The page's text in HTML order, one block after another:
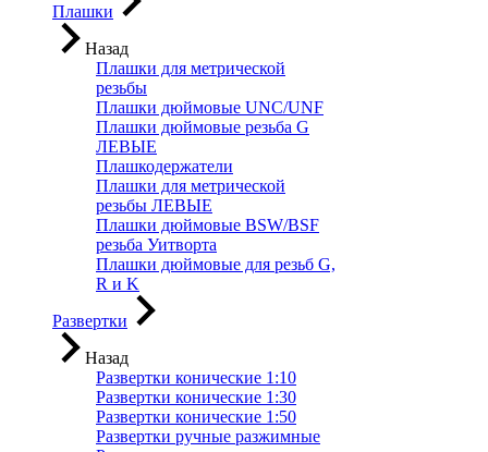
Плашки
Назад
Плашки для метрической
резьбы
Плашки дюймовые UNC/UNF
Плашки дюймовые резьба G
ЛЕВЫЕ
Плашкодержатели
Плашки для метрической
резьбы ЛЕВЫЕ
Плашки дюймовые BSW/BSF
резьба Уитворта
Плашки дюймовые для резьб G,
R и K
Развертки
Назад
Развертки конические 1:10
Развертки конические 1:30
Развертки конические 1:50
Развертки ручные разжимные